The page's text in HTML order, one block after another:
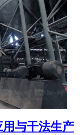
与干法生产